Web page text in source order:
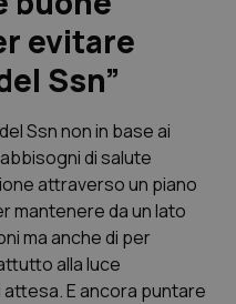
evitare
Ssn”
Ssn non in base ai
di salute
attraverso un piano
mantenere da un lato
ma anche di per
alla luce
attesa. E ancora puntare